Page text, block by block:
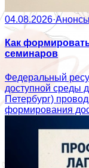
04.08.2026·
Как
семинаров
Федеральный
доступной среды
Петербург)
формирования